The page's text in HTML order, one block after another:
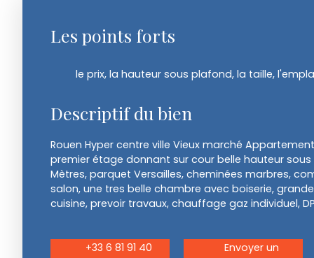
Les points forts
le prix, la hauteur sous plafond, la taille,
Descriptif du bien
Rouen Hyper centre ville Vieux marché
premier étage donnant sur cour belle hauteur
Mètres, parquet Versailles, cheminées marbres,
salon, une tres belle chambre avec boiserie,
cuisine, prevoir travaux, chauffage gaz individuel,
+33 6 81 91 40
Envoyer un